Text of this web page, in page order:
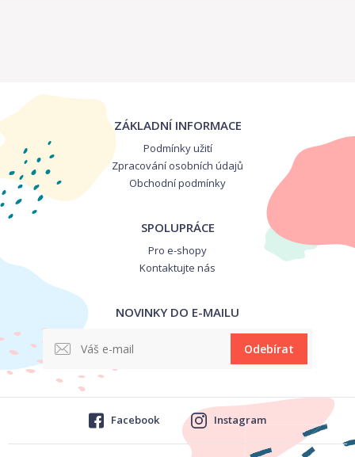
ZÁKLADNÍ INFORMACE
Podmínky užití
Zpracování osobních údajů
Obchodní podmínky
SPOLUPRÁCE
Pro e-shopy
Kontaktujte nás
NOVINKY DO E-MAILU
Odebírat
Facebook Instagram